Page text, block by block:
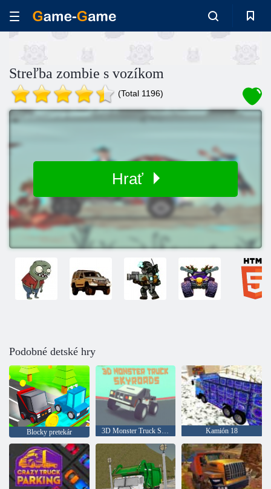
Streľba zombie s vozíkom
(Total 1196)
Hrať
Podobné detské hry
Blocky pretekár 3D Monster Truck Skyroads Kamión 18